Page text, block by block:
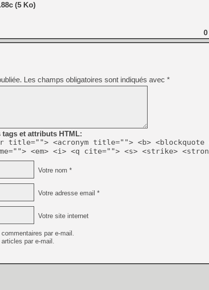
[GK] Beast of
[GK] Ubisoft : fin de partie
[GK] Mémoire cash -
[GK] Dan Houser (GTA)
[GK] Comment EA Sports
[GK] Crimson Moon : un
[GK] Isle of Reveries : le
[GK] Moonlighter 2 : The
[GK] Capcom relance
[Mo5] Deux inédits du
[GK] Le beat'em up The
[GK] Endless Legend 2 :
[LS] [PS5] Le WebKit
[GK] Oubliez Crazy Taxi,
[LS] [Switch] NSZ 5.0.0
[GK] No More Room in
[GK] Un chatbot Atelier
(5 Ko)
0
Les champs obligatoires sont indiqués avec *
tags et attributs HTML:
title=""> <acronym title=""> <b> <blockquote
<em> <i> <q cite=""> <s> <strike>
Votre nom *
Votre adresse email *
Votre site internet
par e-mail.
par e-mail.